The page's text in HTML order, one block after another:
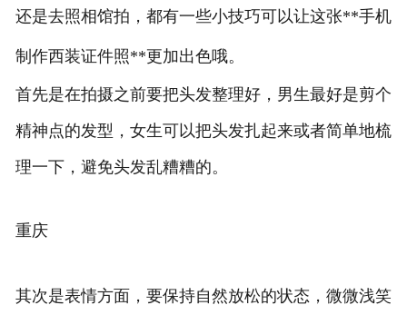
还是去照相馆拍，都有一些小技巧可以让这张**手机
制作西装证件照**更加出色哦。
首先是在拍摄之前要把头发整理好，男生最好是剪个
精神点的发型，女生可以把头发扎起来或者简单地梳
理一下，避免头发乱糟糟的。
重庆
其次是表情方面，要保持自然放松的状态，微微浅笑